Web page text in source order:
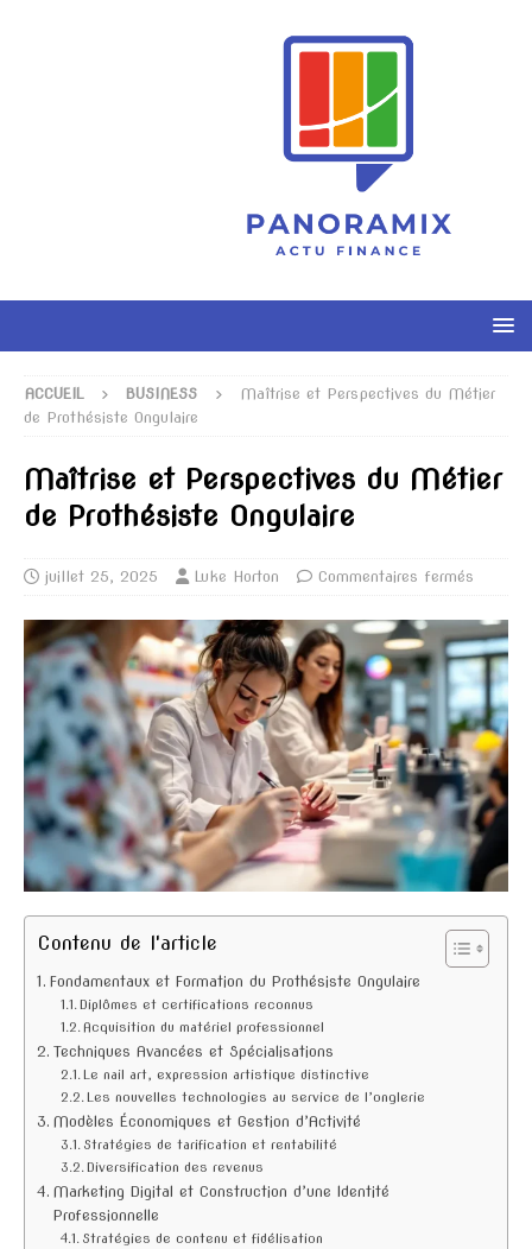
ACCUEIL BUSINESS
Maîtrise et Perspectives du Métier
de Prothésiste Ongulaire
Maîtrise et Perspectives du Métier
de Prothésiste Ongulaire
juillet 25, 2025 Luke Horton Commentaires fermés
Contenu de l'article
Fondamentaux et Formation du Prothésiste Ongulaire
Diplômes et certifications reconnus
Acquisition du matériel professionnel
Techniques Avancées et Spécialisations
Le nail art, expression artistique distinctive
Les nouvelles technologies au service de l’onglerie
Modèles Économiques et Gestion d’Activité
Stratégies de tarification et rentabilité
Diversification des revenus
Marketing Digital et Construction d’une Identité
Professionnelle
Stratégies de contenu et fidélisation